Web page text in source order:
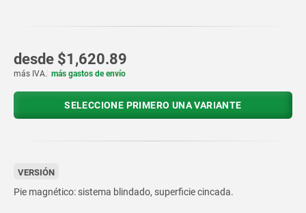
desde $1,620.89
más IVA. más gastos de envío
SELECCIONE PRIMERO UNA VARIANTE
VERSIÓN
Pie magnético: sistema blindado, superficie cincada.